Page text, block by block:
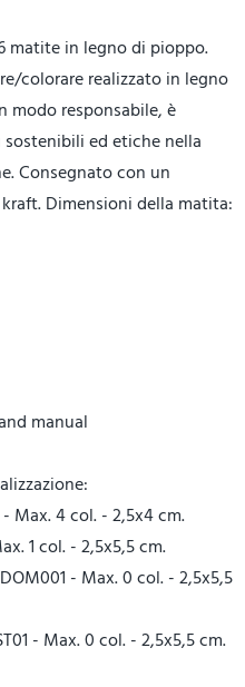
matite in legno di pioppo.
colorare realizzato in legno
modo responsabile, è
ed etiche nella
Consegnato con un
Dimensioni della matita:
manual
Max. 4 col. - 2,5x4 cm.
1 col. - 2,5x5,5 cm.
- Max. 0 col. - 2,5x5,5
- Max. 0 col. - 2,5x5,5 cm.